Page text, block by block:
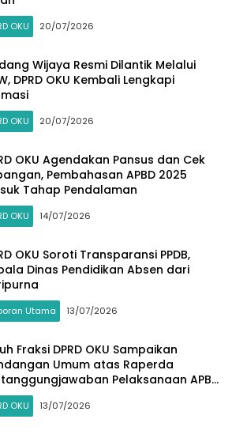
OKU 20/07/2026
Wijaya Resmi Dilantik Melalui
DPRD OKU Kembali Lengkapi
OKU 20/07/2026
OKU Agendakan Pansus dan Cek
Pembahasan APBD 2025
Tahap Pendalaman
OKU 14/07/2026
OKU Soroti Transparansi PPDB,
Dinas Pendidikan Absen dari
Utama 13/07/2026
Fraksi DPRD OKU Sampaikan
Umum atas Raperda
Pelaksanaan APBD
OKU 13/07/2026